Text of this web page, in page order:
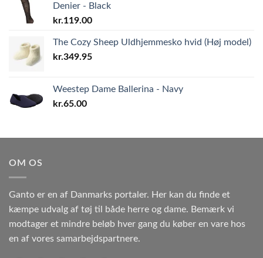
Denier - Black
kr.119.00
The Cozy Sheep Uldhjemmesko hvid (Høj model)
kr.349.95
Weestep Dame Ballerina - Navy
kr.65.00
OM OS
Ganto er en af Danmarks portaler. Her kan du finde et
kæmpe udvalg af tøj til både herre og dame. Bemærk vi
modtager et mindre beløb hver gang du køber en vare hos
en af vores samarbejdspartnere.